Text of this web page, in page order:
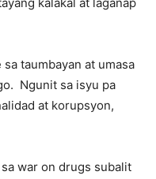
taumbayan at umasa
Ngunit sa isyu pa
at korupsyon,
war on drugs subalit